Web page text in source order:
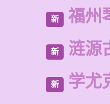
新 福州
新 涟源
新 学尤